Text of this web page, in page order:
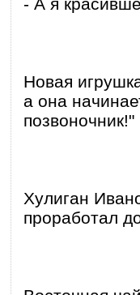
Новая
а она
позвоночник!"
Хулиган
проработал